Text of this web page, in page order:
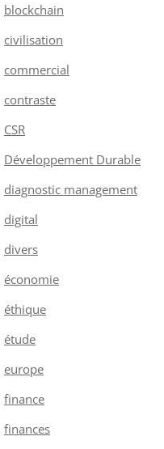
blockchain
civilisation
commercial
contraste
CSR
Développement Durable
diagnostic management
digital
divers
économie
éthique
étude
europe
finance
finances